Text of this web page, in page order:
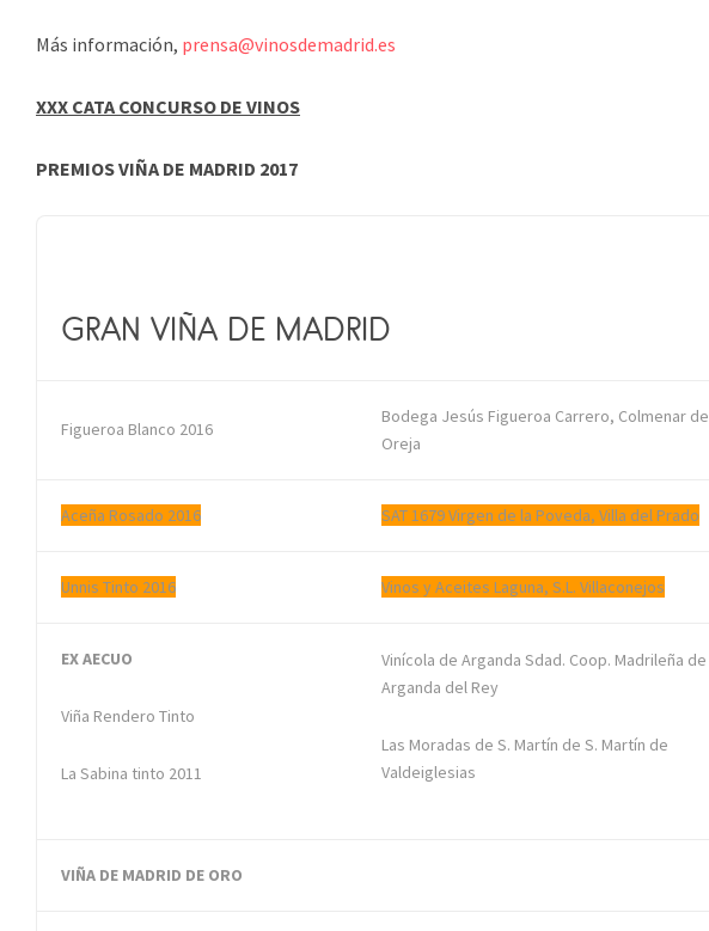
Más información, prensa@vinosdemadrid.es
XXX CATA CONCURSO DE VINOS
PREMIOS VIÑA DE MADRID 2017
GRAN VIÑA DE MADRID
Figueroa Blanco 2016
Bodega Jesús Figueroa Carrero, Colmenar de
Oreja
Aceña Rosado 2016 SAT 1679 Virgen de la Poveda, Villa del Prado
Unnis Tinto 2016 Vinos y Aceites Laguna, S.L. Villaconejos
EX AECUO
Viña Rendero Tinto
La Sabina tinto 2011
Vinícola de Arganda Sdad. Coop. Madrileña de
Arganda del Rey
Las Moradas de S. Martín de S. Martín de
Valdeiglesias
VIÑA DE MADRID DE ORO